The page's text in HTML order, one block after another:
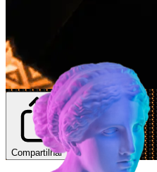
Compartilhar